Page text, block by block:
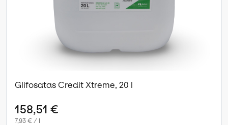
Glifosatas Credit Xtreme, 20 l
158,51 €
7,93 € / l